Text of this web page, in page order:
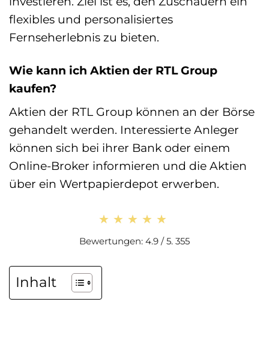
flexibles und personalisiertes
Fernseherlebnis zu bieten.
Wie kann ich Aktien der RTL Group
kaufen?
Aktien der RTL Group können an der Börse
gehandelt werden. Interessierte Anleger
können sich bei ihrer Bank oder einem
Online-Broker informieren und die Aktien
über ein Wertpapierdepot erwerben.
★★★★★
★★★★★
Bewertungen: 4.9 / 5. 355
Inhalt